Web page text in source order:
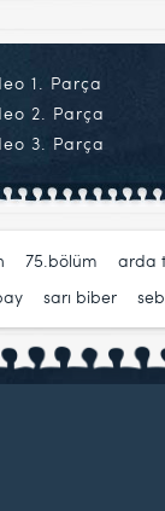
1. Parça
2. Parça
3. Parça
75.bölüm arda
sarı biber